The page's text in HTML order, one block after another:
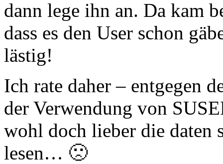
dann lege ihn an. Da kam
dass es den User schon
lästig!
Ich rate daher – entgegen
der Verwendung von
wohl doch lieber die daten
lesen… 🙁